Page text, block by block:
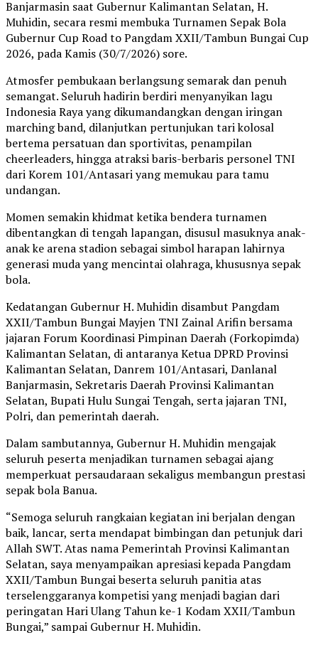
Banjarmasin saat Gubernur Kalimantan Selatan, H.
Muhidin, secara resmi membuka Turnamen Sepak Bola
Gubernur Cup Road to Pangdam XXII/Tambun Bungai Cup
2026, pada Kamis (30/7/2026) sore.
Atmosfer pembukaan berlangsung semarak dan penuh
semangat. Seluruh hadirin berdiri menyanyikan lagu
Indonesia Raya yang dikumandangkan dengan iringan
marching band, dilanjutkan pertunjukan tari kolosal
bertema persatuan dan sportivitas, penampilan
cheerleaders, hingga atraksi baris-berbaris personel TNI
dari Korem 101/Antasari yang memukau para tamu
undangan.
Momen semakin khidmat ketika bendera turnamen
dibentangkan di tengah lapangan, disusul masuknya anak-
anak ke arena stadion sebagai simbol harapan lahirnya
generasi muda yang mencintai olahraga, khususnya sepak
bola.
Kedatangan Gubernur H. Muhidin disambut Pangdam
XXII/Tambun Bungai Mayjen TNI Zainal Arifin bersama
jajaran Forum Koordinasi Pimpinan Daerah (Forkopimda)
Kalimantan Selatan, di antaranya Ketua DPRD Provinsi
Kalimantan Selatan, Danrem 101/Antasari, Danlanal
Banjarmasin, Sekretaris Daerah Provinsi Kalimantan
Selatan, Bupati Hulu Sungai Tengah, serta jajaran TNI,
Polri, dan pemerintah daerah.
Dalam sambutannya, Gubernur H. Muhidin mengajak
seluruh peserta menjadikan turnamen sebagai ajang
memperkuat persaudaraan sekaligus membangun prestasi
sepak bola Banua.
“Semoga seluruh rangkaian kegiatan ini berjalan dengan
baik, lancar, serta mendapat bimbingan dan petunjuk dari
Allah SWT. Atas nama Pemerintah Provinsi Kalimantan
Selatan, saya menyampaikan apresiasi kepada Pangdam
XXII/Tambun Bungai beserta seluruh panitia atas
terselenggaranya kompetisi yang menjadi bagian dari
peringatan Hari Ulang Tahun ke-1 Kodam XXII/Tambun
Bungai,” sampai Gubernur H. Muhidin.